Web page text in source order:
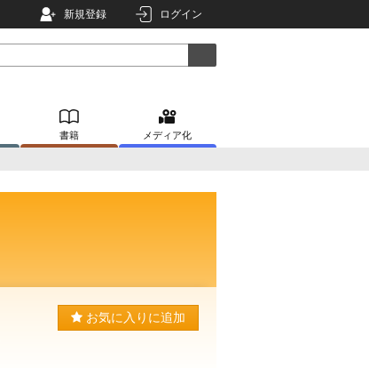
新規登録 ログイン
書籍 メディア化
お気に入りに追加